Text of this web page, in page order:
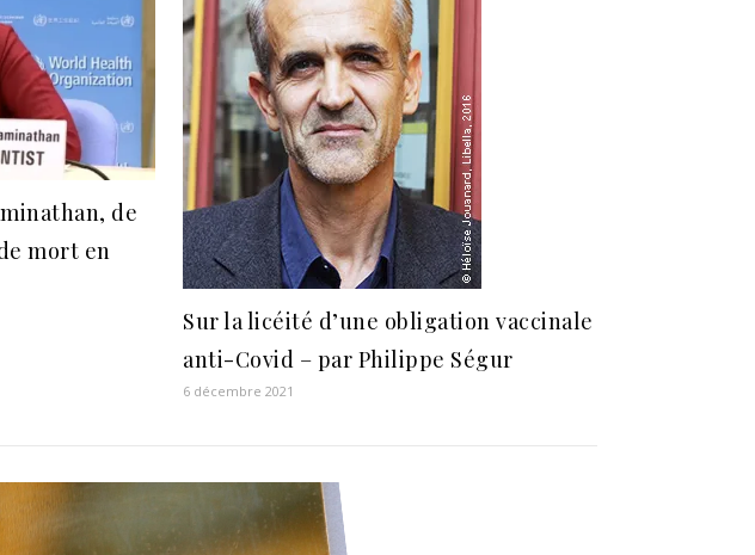
de
mort en
Sur la licéité d’une obligation vaccinale
anti-Covid – par Philippe Ségur
6 décembre 2021